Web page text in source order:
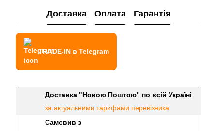
Доставка Оплата Гарантія
TRADE-IN в Telegram
Доставка "Новою Поштою" по всій Україні
за актуальними тарифами перевізника
Самовивіз